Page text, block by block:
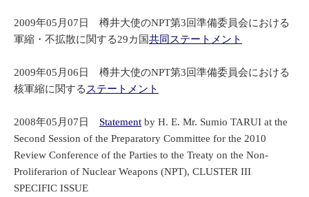
2009年05月07日 樽井大使のNPT第3回準備委員会における
軍縮・不拡散に関する29カ国共同ステートメント
2009年05月06日 樽井大使のNPT第3回準備委員会における
核軍縮に関する ステートメント
2008年05月07日 Statement by H. E. Mr. Sumio TARUI at the
Second Session of the Preparatory Committee for the 2010
Review Conference of the Parties to the Treaty on the Non-
Proliferarion of Nuclear Weapons (NPT), CLUSTER III
SPECIFIC ISSUE